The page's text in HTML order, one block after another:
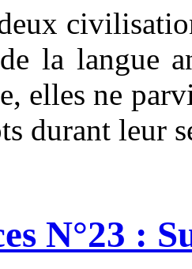
la langue
elles ne
durant leur
N°23 :